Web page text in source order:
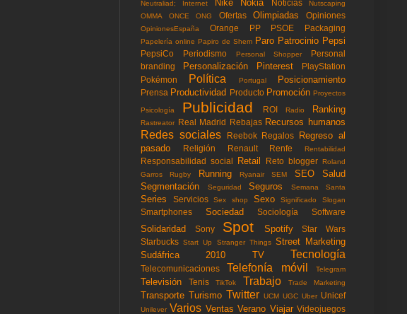
Neutraliad; Internet Nike Nokia Noticias
Nutscaping
OMMA
ONCE ONG Ofertas Olimpiadas Opiniones
OpinionesEspaña Orange PP PSOE Packaging
Papelería online Papiro de Shem Paro Patrocinio Pepsi
PepsiCo Periodismo Personal Shopper
Personal
branding
Personalización Pinterest
PlayStation
Pokémon
Política Portugal Posicionamiento
Prensa Productividad Producto Promoción Proyectos
Psicología Publicidad ROI Radio Ranking
Rastreator Real Madrid Rebajas Recursos humanos
Redes sociales Reebok Regalos
Regreso al
pasado
Religión Renault Renfe Rentabilidad
Responsabilidad social Retail Reto blogger Roland
Garros
Rugby Running Ryanair SEM SEO
Salud
Segmentación
Seguridad Seguros Semana Santa
Series Servicios Sex shop Sexo Significado Slogan
Smartphones Sociedad Sociología Software
Solidaridad Sony Spot Spotify
Star Wars
Starbucks Start Up Stranger Things Street Marketing
Sudáfrica 2010
TV Tecnología
Telecomunicaciones Telefonía móvil Telegram
Televisión Tenis TikTok Trabajo Trade Marketing
Transporte Turismo Twitter UCM UGC Uber Unicef
Unilever Varios Ventas Verano Viajar Videojuegos